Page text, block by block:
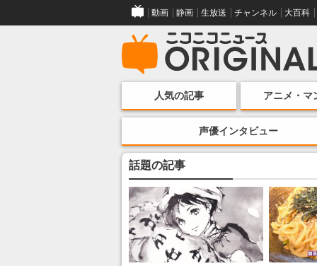
動画 静画 生放送 チャンネル 大百科
人気の記事 アニメ・マ
声優インタビュー
話題の記事